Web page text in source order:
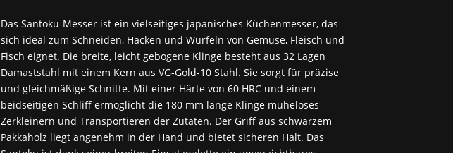
Das Santoku-Messer ist ein vielseitiges japanisches Küchenmesser, das
sich ideal zum Schneiden, Hacken und Würfeln von Gemüse, Fleisch und
Fisch eignet. Die breite, leicht gebogene Klinge besteht aus 32 Lagen
Damaststahl mit einem Kern aus VG-Gold-10 Stahl. Sie sorgt für präzise
und gleichmäßige Schnitte. Mit einer Härte von 60 HRC und einem
beidseitigen Schliff ermöglicht die 180 mm lange Klinge müheloses
Zerkleinern und Transportieren der Zutaten. Der Griff aus schwarzem
Pakkaholz liegt angenehm in der Hand und bietet sicheren Halt. Das